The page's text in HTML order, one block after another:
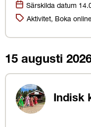
Datum:
Särskilda datum
Kategorier:
Aktivitet, Boka
15 augusti
Indisk